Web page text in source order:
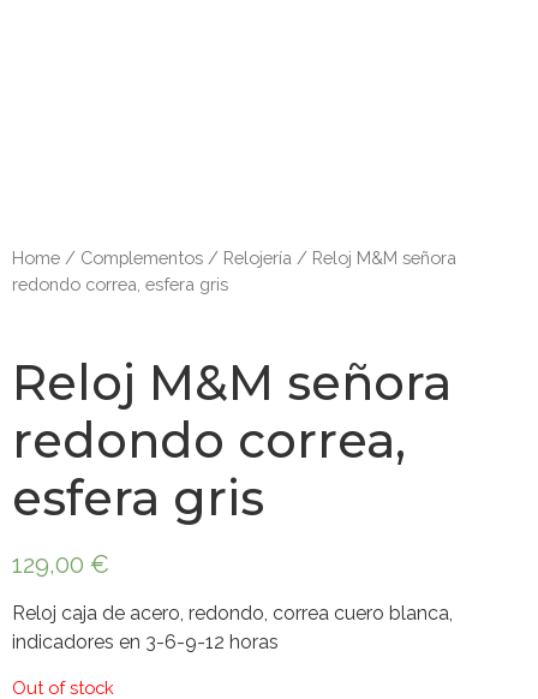
Home / Complementos / Relojería / Reloj M&M señora
redondo correa, esfera gris
Reloj M&M señora
redondo correa,
esfera gris
129,00 €
Reloj caja de acero, redondo, correa cuero blanca,
indicadores en 3-6-9-12 horas
Out of stock